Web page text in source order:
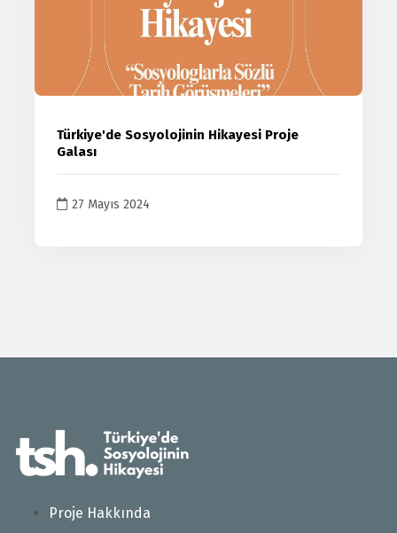
Türkiye'de Sosyolojinin Hikayesi Proje
Galası
27 Mayıs 2024
Proje Hakkında